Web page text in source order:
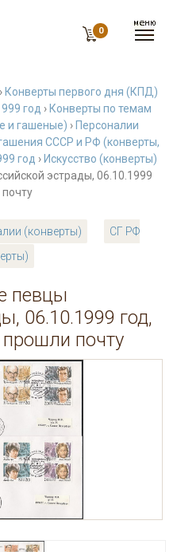
0
› Конверты первого дня (КПД)
год › Конверты по темам
и гашеные) › Персоналии
СССР и РФ (конверты,
год › Искусство (конверты)
эстрады, 06.10.1999
(конверты)
СГ РФ
певцы
06.10.1999 год,
почту